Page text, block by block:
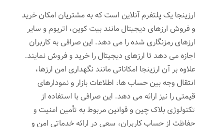
ارزینجا یک پلتفرم آنلاین است که به مشتریان امکان خرید
و فروش ارزهای دیجیتال مانند بیت کوین، اتریوم و سایر
ارزهای رمزنگاری شده را می‌ دهد. این صرافی به کاربران
اجازه می ‌دهد تا ارزهای دیجیتال را خرید و فروش نمایند.
علاوه بر آن ارزینجا امکاناتی مانند نگهداری امن ارزها،
انتقال وجه بین حساب ‌ها، اطلاعات بازار و نمودارهای
قیمتی را نیز ارائه می ‌دهد. این صرافی با استفاده از
تکنولوژی بلاک چین و قوانین مربوط به تأمین امنیت و
حفاظت از حساب کاربران، سعی در ارائه خدماتی امن و